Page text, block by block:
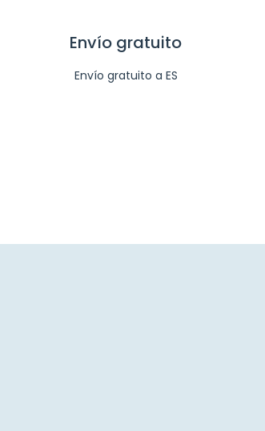
Envío gratuito
Envío gratuito a ES